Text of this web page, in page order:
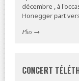
décembre , à
Honegger part
Plus →
CONCERT